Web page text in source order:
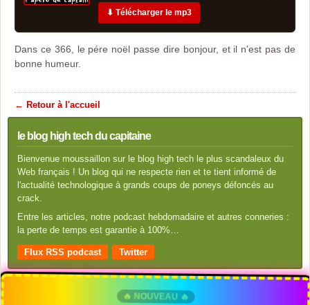
⬇ Télécharger le mp3
Dans ce 366, le pére noël passe dire bonjour, et il n'est pas de
bonne humeur.
← Retour à l'accueil
le blog high tech du capitaine
Bienvenue moussaillon sur le blog high tech le plus scandaleux du
Web français ! Un blog qui ne respecte rien et te tient informé de
l'actualité technologique à grands coups de poneys défoncés au
crack.
Entre les articles, notre podcast hebdomadaire et autres conneries :
la perte de temps est garantie à 100%…
Flux RSS podcast Twitter
🔥 NOUVEAU 🔥